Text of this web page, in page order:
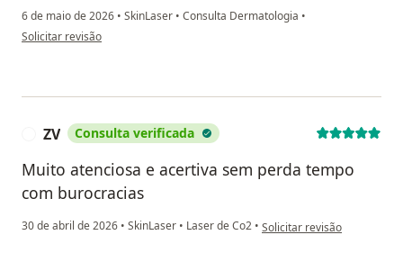
6 de maio de 2026 • SkinLaser • Consulta Dermatologia •
na opinião do utilizador CM
Solicitar revisão
ZV Consulta verificada
Muito atenciosa e acertiva sem perda tempo
com burocracias
30 de abril de 2026 • SkinLaser • Laser de Co2 • na opinião do utilizador ZV
Solicitar revisão